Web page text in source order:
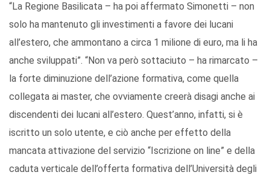
“La Regione Basilicata – ha poi affermato Simonetti – non
solo ha mantenuto gli investimenti a favore dei lucani
all’estero, che ammontano a circa 1 milione di euro, ma li ha
anche sviluppati”. “Non va però sottaciuto – ha rimarcato –
la forte diminuzione dell’azione formativa, come quella
collegata ai master, che ovviamente creerà disagi anche ai
discendenti dei lucani all’estero. Quest’anno, infatti, si è
iscritto un solo utente, e ciò anche per effetto della
mancata attivazione del servizio “Iscrizione on line” e della
caduta verticale dell’offerta formativa dell’Università degli